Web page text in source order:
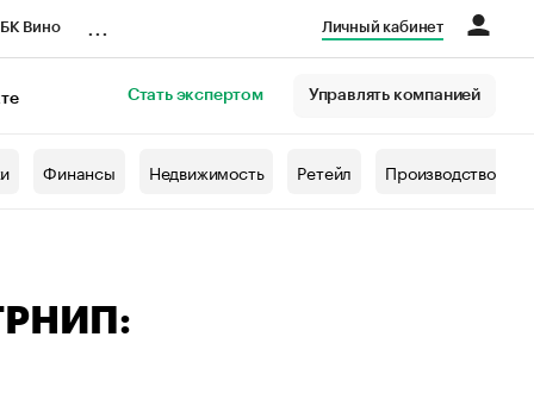
Вино Личный кабинет
Стать экспертом Управлять компанией
Финансы Недвижимость Ретейл Производство